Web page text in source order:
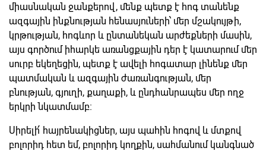
միասնական ջանքերով, մենք պետք է հոգ տանենք
ազգային ինքնության հենասյուների՝ մեր մշակույթի,
կրթության, հոգևոր և ընտանեկան արժեքների մասին,
այս գործում իհարկե առանցքային դեր է կատարում մեր
սուրբ եկեղեցին, պետք է ավելի հոգատար լինենք մեր
պատմական և ազգային ժառանգության, մեր
բնության, գյուղի, քաղաքի, և ընդհանրապես մեր ողջ
երկրի նկատմամբ։
Սիրելի՛ հայրենակիցներ, այս պահին հոգով և մտքով
բոլորիդ հետ եմ, բոլորիդ կողքին, սահմանում կանգնած